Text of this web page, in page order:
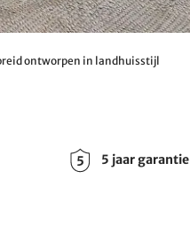
ontworpen in landhuisstijl
5 jaar garantie